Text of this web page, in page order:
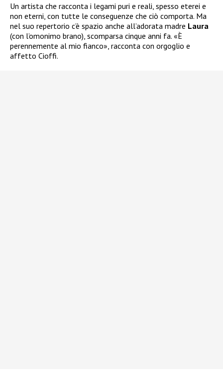
Un artista che racconta i legami puri e reali, spesso eterei e
non eterni, con tutte le conseguenze che ciò comporta. Ma
nel suo repertorio c’è spazio anche all’adorata madre Laura
(con l’omonimo brano), scomparsa cinque anni fa. «È
perennemente al mio fianco», racconta con orgoglio e
affetto Cioffi.